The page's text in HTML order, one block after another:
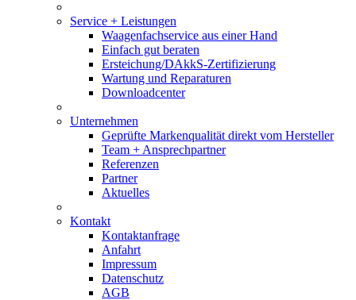
Service + Leistungen
Waagenfachservice aus einer Hand
Einfach gut beraten
Ersteichung/DAkkS-Zertifizierung
Wartung und Reparaturen
Downloadcenter
Unternehmen
Geprüfte Markenqualität direkt vom Hersteller
Team + Ansprechpartner
Referenzen
Partner
Aktuelles
Kontakt
Kontaktanfrage
Anfahrt
Impressum
Datenschutz
AGB